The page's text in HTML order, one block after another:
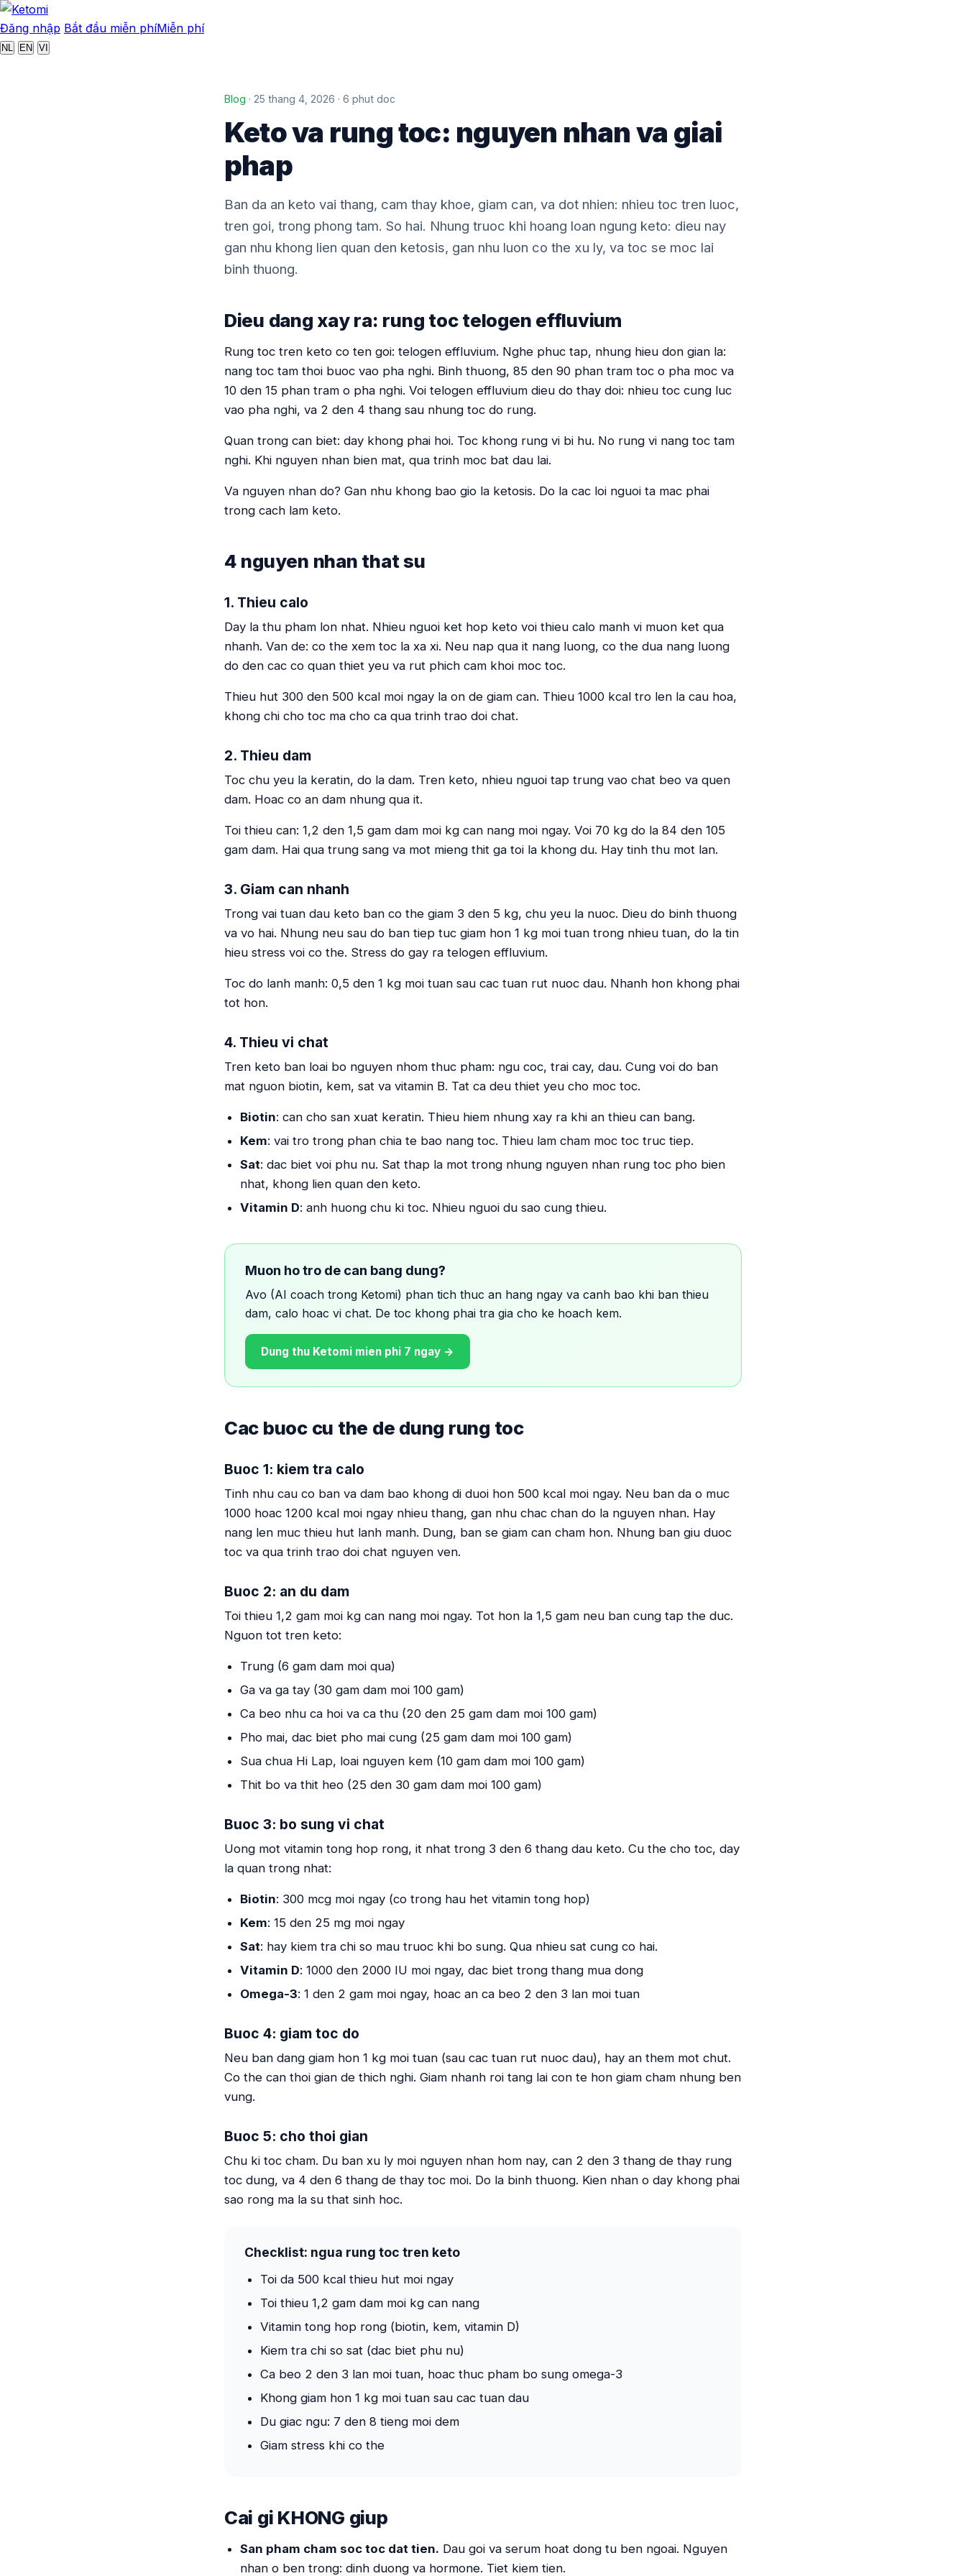
Đăng nhập Bắt đầu miễn phíMiễn phí
NL EN VI
Blog · 25 thang 4, 2026 · 6 phut doc
Keto va rung toc: nguyen nhan va giai
phap
Ban da an keto vai thang, cam thay khoe, giam can, va dot nhien: nhieu toc tren luoc,
tren goi, trong phong tam. So hai. Nhung truoc khi hoang loan ngung keto: dieu nay
gan nhu khong lien quan den ketosis, gan nhu luon co the xu ly, va toc se moc lai
binh thuong.
Dieu dang xay ra: rung toc telogen effluvium
Rung toc tren keto co ten goi: telogen effluvium. Nghe phuc tap, nhung hieu don gian la:
nang toc tam thoi buoc vao pha nghi. Binh thuong, 85 den 90 phan tram toc o pha moc va
10 den 15 phan tram o pha nghi. Voi telogen effluvium dieu do thay doi: nhieu toc cung luc
vao pha nghi, va 2 den 4 thang sau nhung toc do rung.
Quan trong can biet: day khong phai hoi. Toc khong rung vi bi hu. No rung vi nang toc tam
nghi. Khi nguyen nhan bien mat, qua trinh moc bat dau lai.
Va nguyen nhan do? Gan nhu khong bao gio la ketosis. Do la cac loi nguoi ta mac phai
trong cach lam keto.
4 nguyen nhan that su
1. Thieu calo
Day la thu pham lon nhat. Nhieu nguoi ket hop keto voi thieu calo manh vi muon ket qua
nhanh. Van de: co the xem toc la xa xi. Neu nap qua it nang luong, co the dua nang luong
do den cac co quan thiet yeu va rut phich cam khoi moc toc.
Thieu hut 300 den 500 kcal moi ngay la on de giam can. Thieu 1000 kcal tro len la cau hoa,
khong chi cho toc ma cho ca qua trinh trao doi chat.
2. Thieu dam
Toc chu yeu la keratin, do la dam. Tren keto, nhieu nguoi tap trung vao chat beo va quen
dam. Hoac co an dam nhung qua it.
Toi thieu can: 1,2 den 1,5 gam dam moi kg can nang moi ngay. Voi 70 kg do la 84 den 105
gam dam. Hai qua trung sang va mot mieng thit ga toi la khong du. Hay tinh thu mot lan.
3. Giam can nhanh
Trong vai tuan dau keto ban co the giam 3 den 5 kg, chu yeu la nuoc. Dieu do binh thuong
va vo hai. Nhung neu sau do ban tiep tuc giam hon 1 kg moi tuan trong nhieu tuan, do la tin
hieu stress voi co the. Stress do gay ra telogen effluvium.
Toc do lanh manh: 0,5 den 1 kg moi tuan sau cac tuan rut nuoc dau. Nhanh hon khong phai
tot hon.
4. Thieu vi chat
Tren keto ban loai bo nguyen nhom thuc pham: ngu coc, trai cay, dau. Cung voi do ban
mat nguon biotin, kem, sat va vitamin B. Tat ca deu thiet yeu cho moc toc.
Biotin: can cho san xuat keratin. Thieu hiem nhung xay ra khi an thieu can bang.
Kem: vai tro trong phan chia te bao nang toc. Thieu lam cham moc toc truc tiep.
Sat: dac biet voi phu nu. Sat thap la mot trong nhung nguyen nhan rung toc pho bien
nhat, khong lien quan den keto.
Vitamin D: anh huong chu ki toc. Nhieu nguoi du sao cung thieu.
Muon ho tro de can bang dung?
Avo (AI coach trong Ketomi) phan tich thuc an hang ngay va canh bao khi ban thieu
dam, calo hoac vi chat. De toc khong phai tra gia cho ke hoach kem.
Dung thu Ketomi mien phi 7 ngay →
Cac buoc cu the de dung rung toc
Buoc 1: kiem tra calo
Tinh nhu cau co ban va dam bao khong di duoi hon 500 kcal moi ngay. Neu ban da o muc
1000 hoac 1200 kcal moi ngay nhieu thang, gan nhu chac chan do la nguyen nhan. Hay
nang len muc thieu hut lanh manh. Dung, ban se giam can cham hon. Nhung ban giu duoc
toc va qua trinh trao doi chat nguyen ven.
Buoc 2: an du dam
Toi thieu 1,2 gam moi kg can nang moi ngay. Tot hon la 1,5 gam neu ban cung tap the duc.
Nguon tot tren keto:
Trung (6 gam dam moi qua)
Ga va ga tay (30 gam dam moi 100 gam)
Ca beo nhu ca hoi va ca thu (20 den 25 gam dam moi 100 gam)
Pho mai, dac biet pho mai cung (25 gam dam moi 100 gam)
Sua chua Hi Lap, loai nguyen kem (10 gam dam moi 100 gam)
Thit bo va thit heo (25 den 30 gam dam moi 100 gam)
Buoc 3: bo sung vi chat
Uong mot vitamin tong hop rong, it nhat trong 3 den 6 thang dau keto. Cu the cho toc, day
la quan trong nhat:
Biotin: 300 mcg moi ngay (co trong hau het vitamin tong hop)
Kem: 15 den 25 mg moi ngay
Sat: hay kiem tra chi so mau truoc khi bo sung. Qua nhieu sat cung co hai.
Vitamin D: 1000 den 2000 IU moi ngay, dac biet trong thang mua dong
Omega-3: 1 den 2 gam moi ngay, hoac an ca beo 2 den 3 lan moi tuan
Buoc 4: giam toc do
Neu ban dang giam hon 1 kg moi tuan (sau cac tuan rut nuoc dau), hay an them mot chut.
Co the can thoi gian de thich nghi. Giam nhanh roi tang lai con te hon giam cham nhung ben
vung.
Buoc 5: cho thoi gian
Chu ki toc cham. Du ban xu ly moi nguyen nhan hom nay, can 2 den 3 thang de thay rung
toc dung, va 4 den 6 thang de thay toc moi. Do la binh thuong. Kien nhan o day khong phai
sao rong ma la su that sinh hoc.
Checklist: ngua rung toc tren keto
Toi da 500 kcal thieu hut moi ngay
Toi thieu 1,2 gam dam moi kg can nang
Vitamin tong hop rong (biotin, kem, vitamin D)
Kiem tra chi so sat (dac biet phu nu)
Ca beo 2 den 3 lan moi tuan, hoac thuc pham bo sung omega-3
Khong giam hon 1 kg moi tuan sau cac tuan dau
Du giac ngu: 7 den 8 tieng moi dem
Giam stress khi co the
Cai gi KHONG giup
San pham cham soc toc dat tien. Dau goi va serum hoat dong tu ben ngoai. Nguyen
nhan o ben trong: dinh duong va hormone. Tiet kiem tien.